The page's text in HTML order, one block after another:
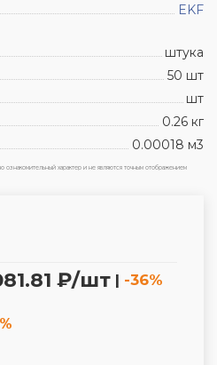
EKF
штука
50 шт
шт
0.26 кг
0.00018 м3
характер и не являются точным отображением
₽/шт | -36%